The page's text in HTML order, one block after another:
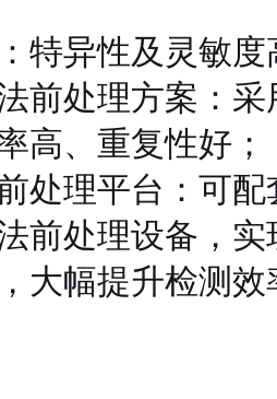
特异性及灵敏
前处理方案：
高、重复性好；
处理平台：可
前处理设备，
大幅提升检测效